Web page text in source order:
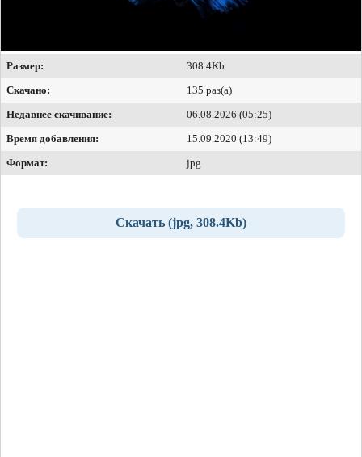
Размер:
308.4Kb
Скачано:
135 раз(а)
Недавнее скачивание:
06.08.2026 (05:25)
Время добавления:
15.09.2020 (13:49)
Формат:
jpg
Скачать (jpg, 308.4Kb)